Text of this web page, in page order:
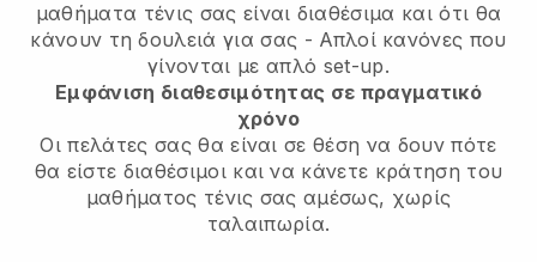
μαθήματα τένις σας είναι διαθέσιμα και ότι θα
κάνουν τη δουλειά για σας - Απλοί κανόνες που
γίνονται με απλό set-up.
Εμφάνιση διαθεσιμότητας σε πραγματικό
χρόνο
Οι πελάτες σας θα είναι σε θέση να δουν πότε
θα είστε διαθέσιμοι και να κάνετε κράτηση του
μαθήματος τένις σας αμέσως, χωρίς
ταλαιπωρία.